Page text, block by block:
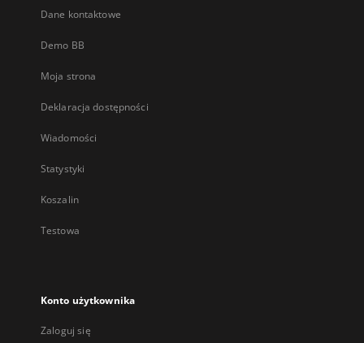
Dane kontaktowe
Demo BB
Moja strona
Deklaracja dostępności
Wiadomości
Statystyki
Koszalin
Testowa
Konto użytkownika
Zaloguj się